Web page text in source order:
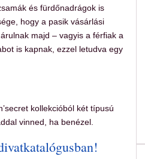
és fürdőnadrágok is
hogy a pasik vásárlási
majd – vagyis a férfiak a
is kapnak, ezzel letudva egy
kollekcióból két típusú
vinned, ha benézel.